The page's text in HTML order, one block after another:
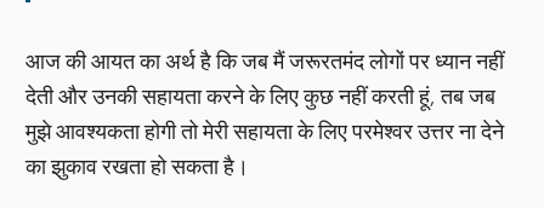
आज की आयत का अर्थ है कि जब मैं जरूरतमंद लोगों पर ध्यान नहीं
देती और उनकी सहायता करने के लिए कुछ नहीं करती हूं, तब जब
मुझे आवश्यकता होगी तो मेरी सहायता के लिए परमेश्वर उत्तर ना देने
का झुकाव रखता हो सकता है।